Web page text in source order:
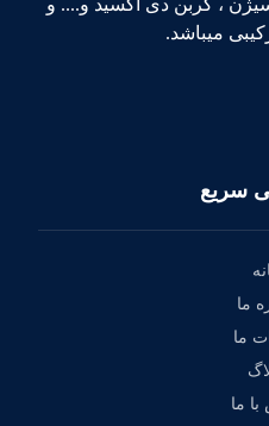
، کربن دی اکسید و.... و
میباشد.
سریع
ما
ما
ما